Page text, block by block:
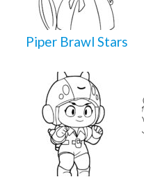
Piper Brawl Stars